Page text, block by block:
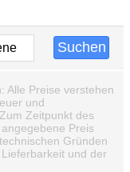
Alle Preise verstehen
und
Zeitpunkt des
Preis
Gründen
und der